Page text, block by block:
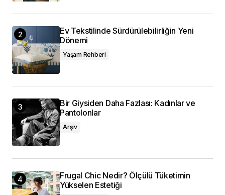
Ev Tekstilinde Sürdürülebilirliğin Yeni
Dönemi
Yaşam Rehberi
Bir Giysiden Daha Fazlası: Kadınlar ve
Pantolonlar
Arşiv
Frugal Chic Nedir? Ölçülü Tüketimin
Yükselen Estetiği